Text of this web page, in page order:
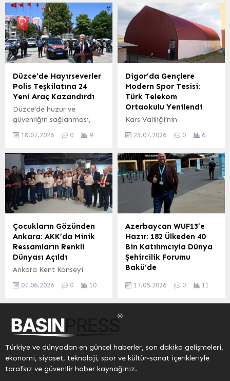
Kayaalp, ASÜ Konferans
Salonu’nda düzenlenen
özel bir programda
öğrencilerle bir araya
geldi. Aksaray Üniversitesi
Rektörü Prof. Dr. Alpay
Arıbaş, Rektör Yardımcısı
Prof. Dr. Ömer Köse,
Genel Sekreter Ahmet
Bülbül, akademisyenler ve
öğrencilerin yoğun ilgi
gösterdiği etkinlikte
Kayaalp, spor
aldığı özel yazısında
Türkiye İnternet Medya
Birliği (TİMBİR) ve Birlik
Haber Ajansı’nın (BHA)
önemine vurgu yaptı.
Örsoğlu, yıllar önce Dr.
Süleyman Basa’dan aldığı
bir WhatsApp mesajıyla
başlayan bu yolculuğun,
bugün Türk internet
önemli bir yere sahip
olduğunu belirtti.
Düzce’de Hayırseverler
Polis Teşkilatına 24
Yeni Araç Kazandırdı
Düzce’de huzur ve
güvenliğin sağlanması,
etkinleştirilmesi amacıyla
öncülüğünde başlatılan
kampanya kapsamında,
hayırsever vatandaşların
destekleriyle İl Emniyet
Müdürlüğü’ne 24 yeni araç
kazandırıldı. Bağışlanan
araçlar, Türk Polis
Teşkilatını Güçlendirme
Vakfı aracılığıyla emniyet
teşkilatının hizmetine
sunuldu. Araç Teslim
Töreni Gerçekleştirildi
Düzce Anıtpark’ta
Valisi Mehmet Makas ve...
18.07.2026 0 9
Digor’da Gençlere
Modern Spor Tesisi:
Türk Telekom
Ortaokulu Yenilendi
Kars Valiliği’nin
gerçekleştirilen yenileme
Digor Türk Telekom
Ortaokulu’nun çok amaçlı
spor tesisi modern bir
görünüme kavuştu. Gençlik
ve Spor Bakanlığı ile Millî
Eğitim Bakanlığı
arasındaki protokol
çerçevesinde ihalesi
yapılan tesis, kapsamlı
bakım ve onarım
süreçlerinin ardından
gençlerin kullanımına hazır
modernizasyon
23.07.2026 0 6
Çocukların Gözünden
Ankara: AKK’da Minik
Ressamların Renkli
Dünyası Açıldı
Ankara Kent Konseyi
sanat hayatına katkı
eserlerine ev sahipliği
yapıyor. AKK, çocukların
yoluyla keşfetmelerini,
tanımalarını ve
anlamlandırmalarını
07.06.2026 0 10
Azerbaycan WUF13’e
Hazır: 182 Ülkeden 40
Bin Katılımcıyla Dünya
Şehircilik Forumu
Bakü’de
Yönetim Kurulu Üyesi ve
Bakü’de düzenlenecek
olan Dünya Şehircilik
Forumu (WUF13) hakkında
17.05.2026 0 11
Türkiye ve dünyadan en güncel haberler, son dakika gelişmeleri,
ekonomi, siyaset, teknoloji, spor ve kültür-sanat içerikleriyle
tarafsız ve güvenilir haber kaynağınız.